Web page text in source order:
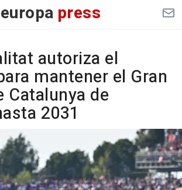
europa press
autoriza el
mantener el Gran
Catalunya de
2031